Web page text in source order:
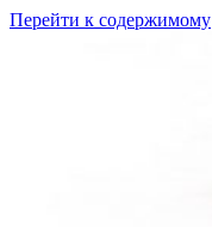
Перейти к содержимому